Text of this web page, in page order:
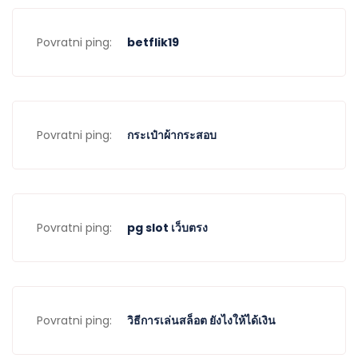
Povratni ping: betflik19
Povratni ping: กระเป๋าผ้ากระสอบ
Povratni ping: pg slot เว็บตรง
Povratni ping: วิธีการเล่นสล็อต ยังไงให้ได้เงิน